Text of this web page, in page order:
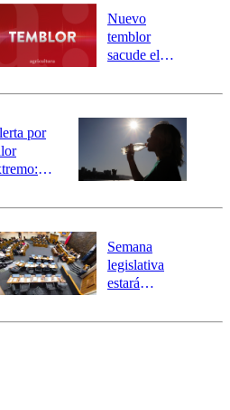
Damas:
Nuevo
temblor
sacude el
revisa la
epicentro
por
Alerta
en
comunas
Semana
legislativa
estará
el fin de la